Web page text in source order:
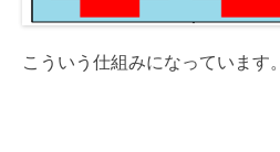
こういう仕組みになっています。